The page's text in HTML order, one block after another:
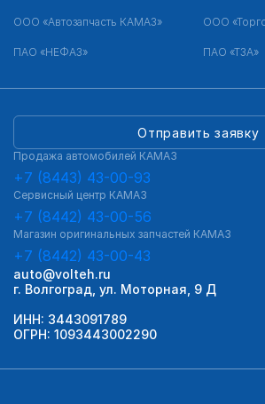
Отправить заявку
Продажа автомобилей КАМАЗ
+7 (8443) 43-00-93
Сервисный центр КАМАЗ
+7 (8442) 43-00-56
Магазин оригинальных запчастей КАМАЗ
+7 (8442) 43-00-43
auto@volteh.ru
г. Волгоград, ул. Моторная, 9 Д
ИНН: 3443091789
ОГРН: 1093443002290
ООО «Автозапчасть КАМАЗ» ООО
ПАО «НЕФАЗ» ПАО «ТЗА»